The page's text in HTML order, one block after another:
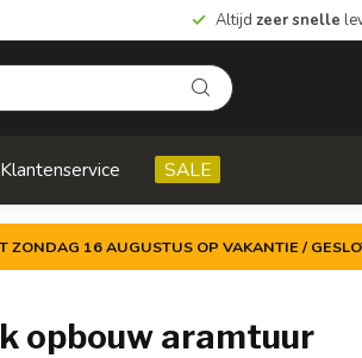
Altijd zeer snelle
Klantenservice SALE
ZONDAG 16 AUGUSTUS OP VAKANTIE /
opbouw aramtuur